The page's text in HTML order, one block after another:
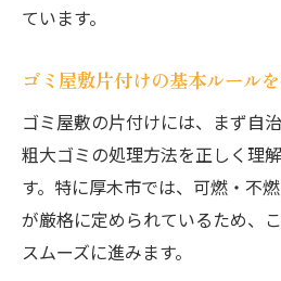
ゴミ屋敷片付けの時間
効率的なゴミ屋敷片
片付け作業で注意す
住環境改善に役立つ厚木
ゴミ屋敷片付けで住環
ています。
ゴミ屋敷片付けの基本ルール
ゴミ屋敷の片付けには、まず自
粗大ゴミの処理方法を正しく理
す。特に厚木市では、可燃・不
が厳格に定められているため、
スムーズに進みます。